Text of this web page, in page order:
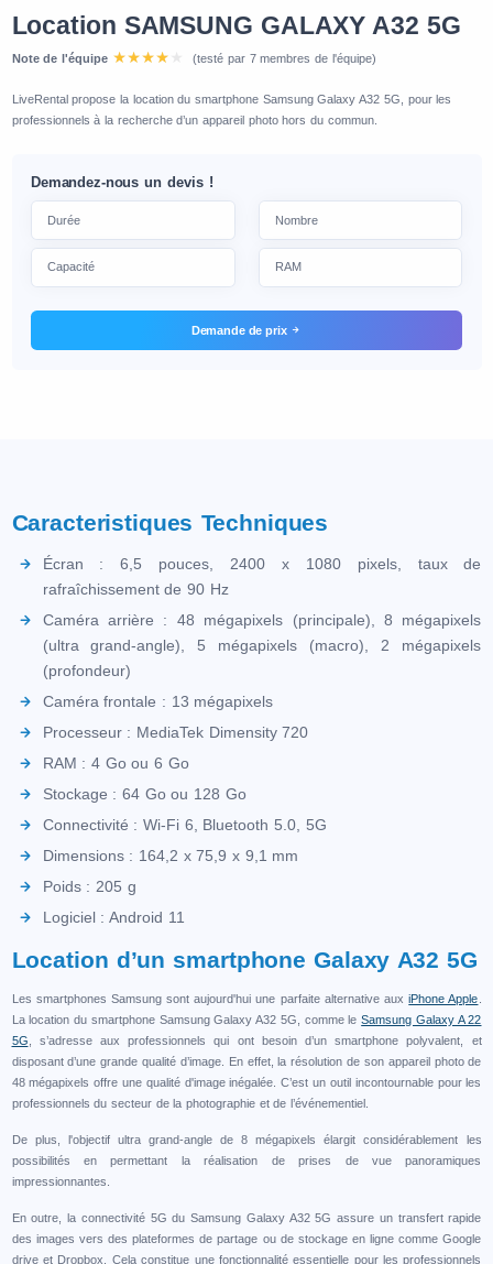
Location SAMSUNG GALAXY A32 5G
Note de l'équipe (testé par 7 membres de l'équipe)
LiveRental propose la location du smartphone Samsung Galaxy A32 5G, pour les
professionnels à la recherche d’un appareil photo hors du commun.
Demandez-nous un devis !
Demande de prix
Caracteristiques Techniques
Écran : 6,5 pouces, 2400 x 1080 pixels, taux de
rafraîchissement de 90 Hz
Caméra arrière : 48 mégapixels (principale), 8 mégapixels
(ultra grand-angle), 5 mégapixels (macro), 2 mégapixels
(profondeur)
Caméra frontale : 13 mégapixels
Processeur : MediaTek Dimensity 720
RAM : 4 Go ou 6 Go
Stockage : 64 Go ou 128 Go
Connectivité : Wi-Fi 6, Bluetooth 5.0, 5G
Dimensions : 164,2 x 75,9 x 9,1 mm
Poids : 205 g
Logiciel : Android 11
Location d’un smartphone Galaxy A32 5G
Les smartphones Samsung sont aujourd'hui une parfaite alternative auxiPhone Apple
La location du smartphone Samsung Galaxy A32 5G, comme leSamsung Galaxy A 22
5G , s’adresse aux professionnels qui ont besoin d’un smartphone polyvalent, et
disposant d’une grande qualité d’image. En effet, la résolution de son appareil photo de
48 mégapixels offre une qualité d'image inégalée. C’est un outil incontournable pour les
professionnels du secteur de la photographie et de l’événementiel.
De plus, l'objectif ultra grand-angle de 8 mégapixels élargit considérablement les
possibilités en permettant la réalisation de prises de vue panoramiques
impressionnantes.
En outre, la connectivité 5G du Samsung Galaxy A32 5G assure un transfert rapide
des images vers des plateformes de partage ou de stockage en ligne comme Google
drive et Dropbox. Cela constitue une fonctionnalité essentielle pour les professionnels